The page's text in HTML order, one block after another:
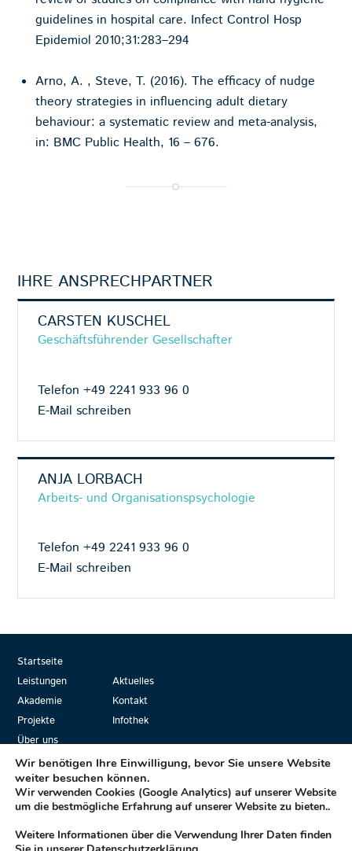
guidelines in hospital care. Infect Control Hosp
Epidemiol 2010;31:283–294
Arno, A. , Steve, T. (2016). The efficacy of nudge
theory strategies in influencing adult dietary
behaviour: a systematic review and meta-analysis,
in: BMC Public Health, 16 – 676.
IHRE ANSPRECHPARTNER
CARSTEN KUSCHEL
Geschäftsführender Gesellschafter
Telefon +49 2241 933 96 0
E-Mail schreiben
ANJA LORBACH
Arbeits- und Organisationspsychologie
Telefon +49 2241 933 96 0
E-Mail schreiben
Startseite
Leistungen
Akademie
Projekte
Über uns
Aktuelles
Kontakt
Infothek
Mplus… die Formel für Ihren Erfolg!
Wir benötigen Ihre Einwilligung, bevor Sie unsere Website
weiter besuchen können.
Wir verwenden Cookies (Google Analytics) auf unserer Website
um die bestmögliche Erfahrung auf unserer Website zu bieten..
Weitere Informationen über die Verwendung Ihrer Daten finden